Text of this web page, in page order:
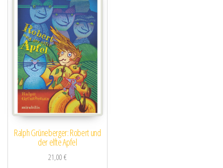
Ralph Grüneberger: Robert und
der elfte Apfel
21,00€